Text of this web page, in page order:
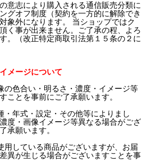
意志により購入される通信販売分類に
グオフ制度（契約を一方的に解除でき
象外になります。 当ショップではク
く事が出来ません。ご了承の程、よろ
。（改正特定商取引法第１５条の２に
メージについて
の色合い・明るさ・濃度・イメージ等
ことを事前にご了承願います。
・年式・設定・その他等によりまし
度・画像イメージ等異なる場合がござ
承願います。
用している商品がございますが、お届
異が生じる場合がございますことを事